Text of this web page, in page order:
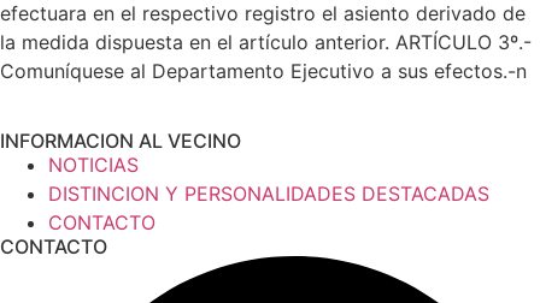
efectuara en el respectivo registro el asiento derivado de
la medida dispuesta en el artículo anterior. ARTÍCULO 3º.-
Comuníquese al Departamento Ejecutivo a sus efectos.-n
INFORMACION AL VECINO
NOTICIAS
DISTINCION Y PERSONALIDADES DESTACADAS
CONTACTO
CONTACTO